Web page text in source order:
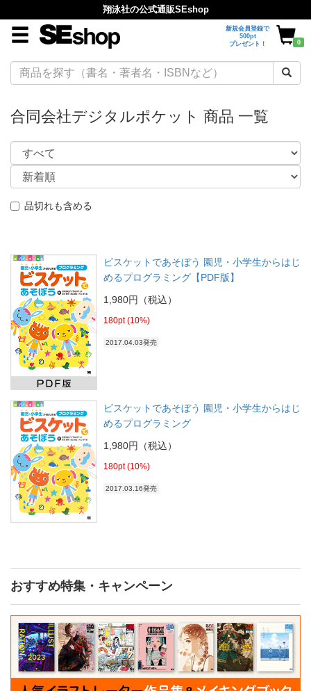
翔泳社の公式通販SEshop
新規会員登録で
500pt
プレゼント！
0
合同会社デジタルポケット 商品 一覧
品切れも含める
ビスケットであそぼう 園児・小学生からはじ
めるプログラミング【PDF版】
1,980円（税込）
180pt (10%)
2017.04.03発売
ビスケットであそぼう 園児・小学生からはじ
めるプログラミング
1,980円（税込）
180pt (10%)
2017.03.16発売
おすすめ特集・キャンペーン